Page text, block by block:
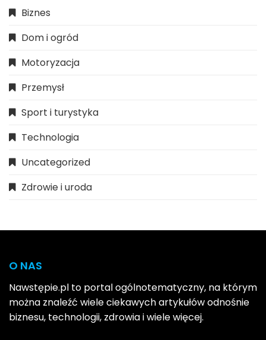
Biznes
Dom i ogród
Motoryzacja
Przemysł
Sport i turystyka
Technologia
Uncategorized
Zdrowie i uroda
O NAS
Nawstępie.pl to portal ogólnotematyczny, na którym
można znaleźć wiele ciekawych artykułów odnośnie
biznesu, technologii, zdrowia i wiele więcej.